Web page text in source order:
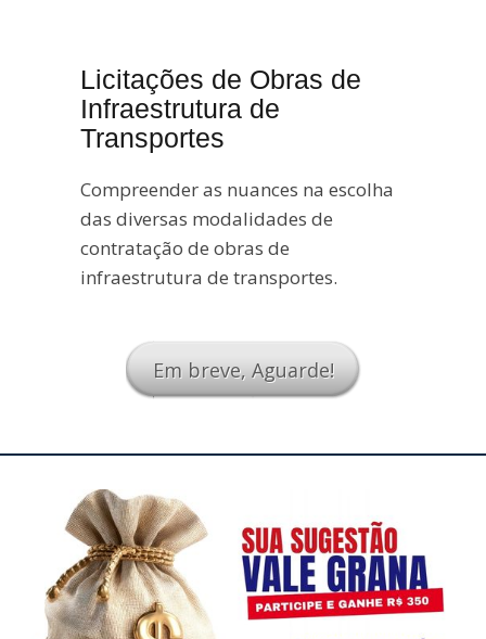
Licitações de Obras de
Infraestrutura de
Transportes
Compreender as nuances na escolha
das diversas modalidades de
contratação de obras de
infraestrutura de transportes.
Em breve, Aguarde!